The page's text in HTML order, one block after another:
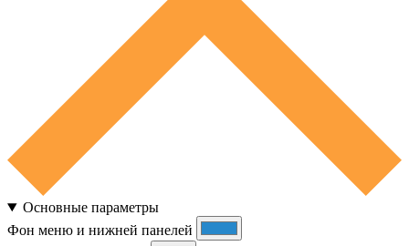
Основные параметры
Фон меню и нижней панелей